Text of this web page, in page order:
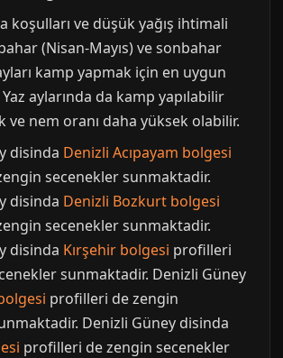
koşulları ve düşük yağış ihtimali
(Nisan-Mayıs) ve sonbahar
kamp yapmak için en uygun
aylarında da kamp yapılabilir
ve nem oranı daha yüksek olabilir.
disinda Denizli Acıpayam bolgesi
secenekler sunmaktadir.
disinda Denizli Bozkurt bolgesi
secenekler sunmaktadir.
disinda Kırşehir bolgesi profilleri
sunmaktadir. Denizli Güney
profilleri de zengin
Denizli Güney disinda
profilleri de zengin secenekler